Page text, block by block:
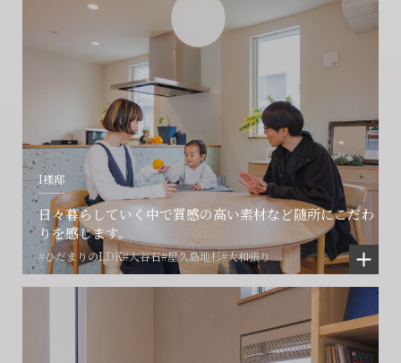
I様邸
日々暮らしていく中で質感の高い素材など随所にこだわ
りを感じます。
#ひだまりのLDK#大谷石#屋久島地杉#大和張り